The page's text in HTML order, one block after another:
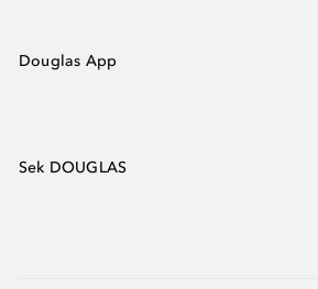
Douglas App
Sek DOUGLAS